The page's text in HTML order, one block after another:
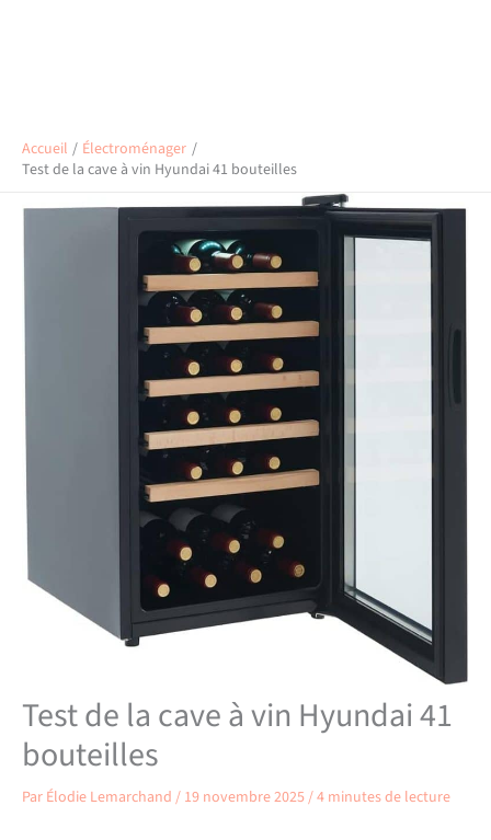
Accueil
Électroménager
Test de la cave à vin Hyundai 41 bouteilles
Test de la cave à vin Hyundai 41
bouteilles
Par Élodie Lemarchand / 19 novembre 2025/4 minutes de lecture